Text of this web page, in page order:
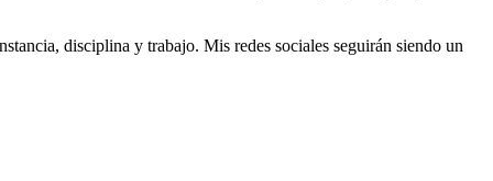
disciplina y trabajo. Mis redes sociales seguirán siendo un